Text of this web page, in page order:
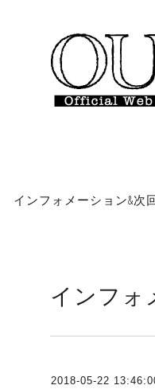
インフォメーション&次
インフォ
2018-05-22